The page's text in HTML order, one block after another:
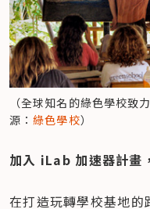
（全球知名的綠色學校致
源：綠色學校）
加入 iLab 加速器計畫
在打造玩轉學校基地的